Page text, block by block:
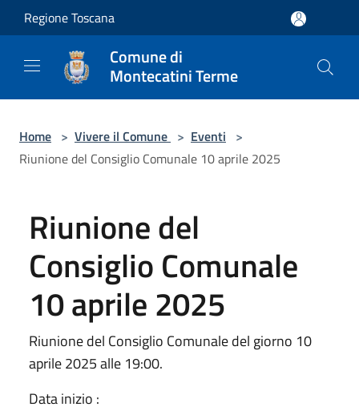
Salta al contenuto principale
Regione Toscana
Comune di
Montecatini Terme
Home > Vivere il Comune > Eventi >
Riunione del Consiglio Comunale 10 aprile 2025
Riunione del
Consiglio Comunale
10 aprile 2025
Riunione del Consiglio Comunale del giorno 10
aprile 2025 alle 19:00.
Data inizio :